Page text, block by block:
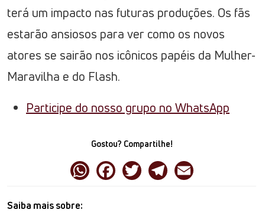
terá um impacto nas futuras produções. Os fãs
estarão ansiosos para ver como os novos
atores se sairão nos icônicos papéis da Mulher-
Maravilha e do Flash.
Participe do nosso grupo no WhatsApp
Gostou? Compartilhe!
Saiba mais sobre: